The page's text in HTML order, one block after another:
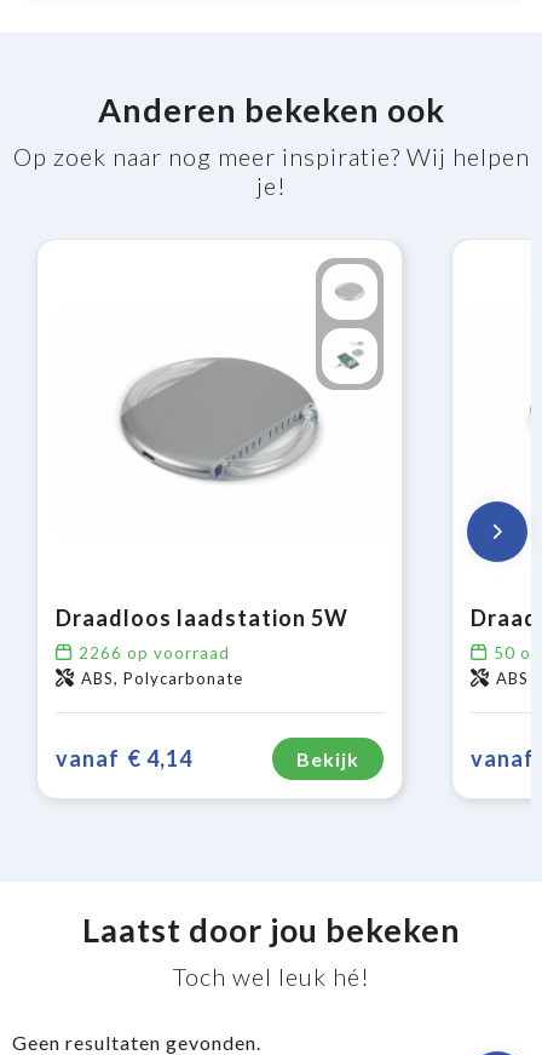
Anderen bekeken ook
Op zoek naar nog meer inspiratie? Wij helpen
je!
Draadloos laadstation 5W
2266 op voorraad
ABS, Polycarbonate
vanaf € 4,14 Bekijk
50
ABS
vanaf
Laatst door jou bekeken
Toch wel leuk hé!
Geen resultaten gevonden.